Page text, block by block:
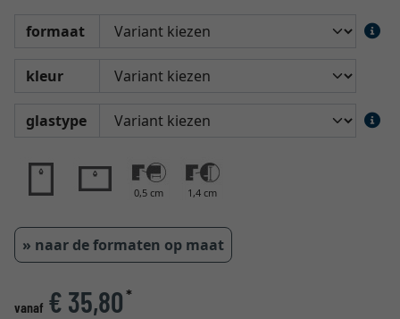
formaat
kleur
glastype
0,5 cm 1,4 cm
» naar de formaten op maat
vanaf € 35,80*